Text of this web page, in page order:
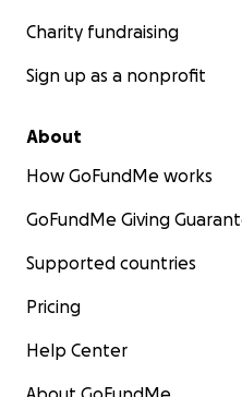
Charity fundraising
Sign up as a nonprofit
About
How GoFundMe works
GoFundMe Giving
Supported countries
Pricing
Help Center